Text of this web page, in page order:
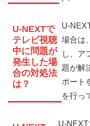
U-NEXTで
テレビ視聴
中に問題が
発生した場
合の対処法
は？
U-
場合は
し、ア
題が解
ポート
を行っ
U-